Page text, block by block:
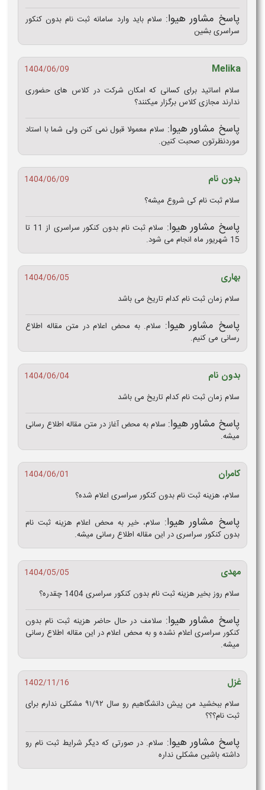
پاسخ مشاور هیوا: سلام باید وارد سامانه ثبت نام بدون کنکور
سراسری بشین
Melika
1404/06/09
سلام اساتید برای کسانی که امکان شرکت در کلاس های حضوری
ندارند مجازی کلاس برگزار میکنند؟
پاسخ مشاور هیوا: سلام معمولا قبول نمی کنن ولی شما با استاد
موردنظرتون صحبت کنین.
بدون نام
1404/06/09
سلام ثبت نام کی شروع میشه؟
پاسخ مشاور هیوا:
سلام ثبت نام بدون کنکور سراسری از 11 تا
15 شهریور ماه انجام می شود.
بهاری
1404/06/05
سلام زمان ثبت نام کدام تاریخ می باشد
پاسخ مشاور هیوا: سلام. به محض اعلام در متن مقاله اطلاع
رسانی می کنیم.
بدون نام
1404/06/04
سلام زمان ثبت نام کدام تاریخ می باشد
پاسخ مشاور هیوا: سلام به محض آغاز در متن مقاله اطلاع رسانی
میشه.
کامران
1404/06/01
سلام، هزینه ثبت نام بدون کنکور سراسری اعلام شده؟
پاسخ مشاور هیوا: سلام، خیر به محض اعلام هزینه ثبت نام
بدون کنکور سراسری در این مقاله اطلاع رسانی میشه.
مهدی
1404/05/05
سلام روز بخیر هزینه ثبت نام بدون کنکور سراسری 1404 چقدره؟
پاسخ مشاور هیوا: سلامف در حال حاضر هزینه ثبت نام بدون
کنکور سراسری اعلام نشده و به محض اعلام در این مقاله اطلاع رسانی
میشه.
غزل
1402/11/16
سلام ببخشید من پیش دانشگاهیم رو سال ۹۱/۹۲ مشکلی ندارم برای
ثبت نام؟؟؟
پاسخ مشاور هیوا: سلام. در صورتی که دیگر شرایط ثبت نام رو
داشته باشین مشکلی نداره